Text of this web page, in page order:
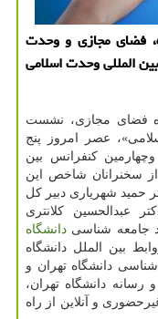
فضای مجازی و وحدت
المللی وحدت اسلامی
فضای مجازی، نشست
عصر امروز پنج
سی وچهارمین کنفرانس بین
سخنرانان شاخص این
حمید شهریاری دبیر کل
عبدالحسین کلانتری
جامعه شناسی دانشگاه
بین الملل دانشگاه
دانشگاه تهران و
دانشگاه تهران،
و آنلاین از راه